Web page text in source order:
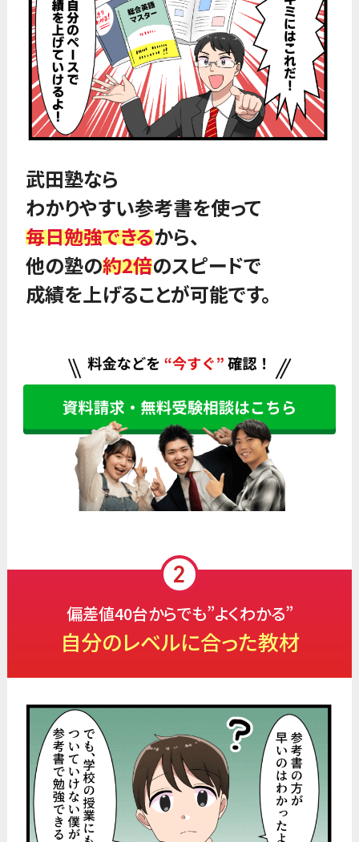
武田塾なら
わかりやすい参考書を使って
毎日勉強できるから、
他の塾の約2倍のスピードで
成績を上げることが可能です。
偏差値40台からでも”よくわかる”
自分のレベルに合った教材